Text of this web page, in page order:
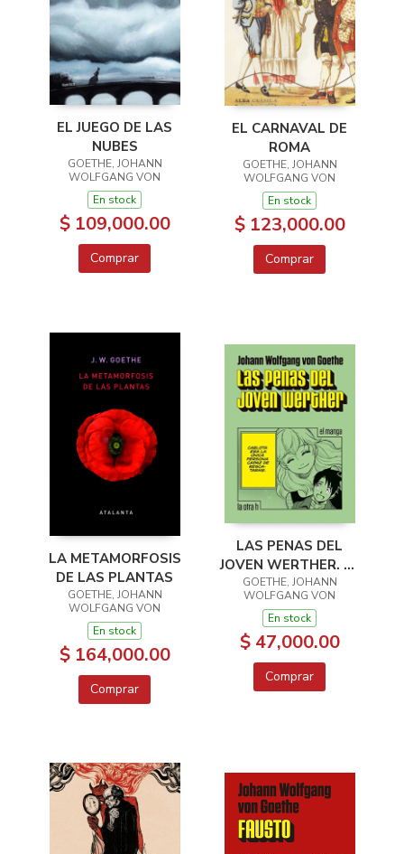
EL JUEGO DE LAS
NUBES
GOETHE, JOHANN
WOLFGANG VON
En stock
$ 109,000.00
Comprar
EL CARNAVAL DE
ROMA
GOETHE, JOHANN
WOLFGANG VON
En stock
$ 123,000.00
Comprar
LA METAMORFOSIS
DE LAS PLANTAS
GOETHE, JOHANN
WOLFGANG VON
En stock
$ 164,000.00
Comprar
LAS PENAS DEL
JOVEN WERTHER. EL
MANGA
GOETHE, JOHANN
WOLFGANG VON
En stock
$ 47,000.00
Comprar